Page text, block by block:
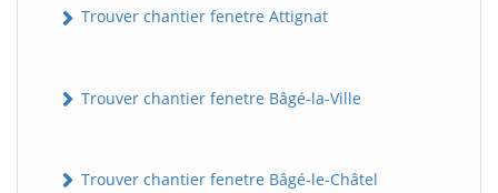
Trouver chantier fenetre Attignat
Trouver chantier fenetre Bâgé-la-Ville
Trouver chantier fenetre Bâgé-le-Châtel